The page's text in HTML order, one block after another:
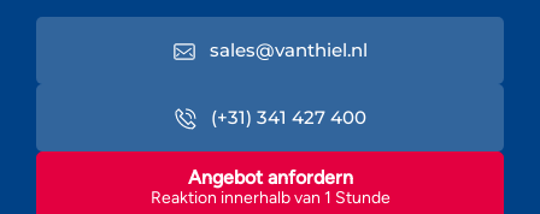
sales@vanthiel.nl
(+31) 341 427 400
Reaktion innerhalb van 1 Stunde
Angebot anfordern